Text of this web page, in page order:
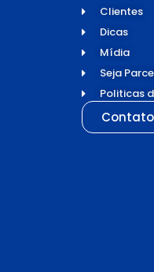
Clientes
Dicas
Mídia
Seja
Politicas
Contato